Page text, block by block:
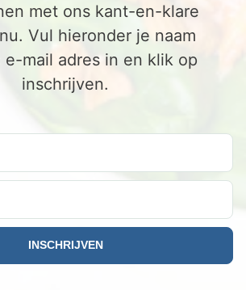
met ons kant-en-klare
Vul hieronder je naam
e-mail adres in en klik op
inschrijven.
een GRATIS Keto Weekmenu.